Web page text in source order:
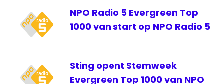
NPO Radio 5 Evergreen Top
1000 van start op NPO Radio 5
Sting opent Stemweek
Evergreen Top 1000 van NPO